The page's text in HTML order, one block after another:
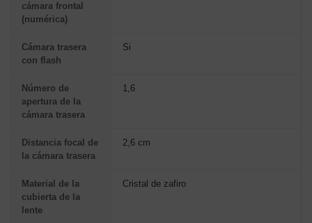
cámara frontal
(numérica)
Cámara trasera
con flash
Si
Número de
apertura de la
cámara trasera
1,6
Distancia focal de
la cámara trasera
2,6 cm
Material de la
cubierta de la
lente
Cristal de zafiro